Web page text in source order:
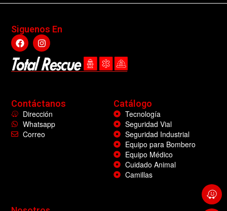
Catálogo
Tecnología
Seguridad Vial
Seguridad Industrial
Equipo para Bombero
Equipo Médico
Cuidado Animal
Camillas
Contáctanos
Dirección
Whatsapp
Correo
Siguenos En